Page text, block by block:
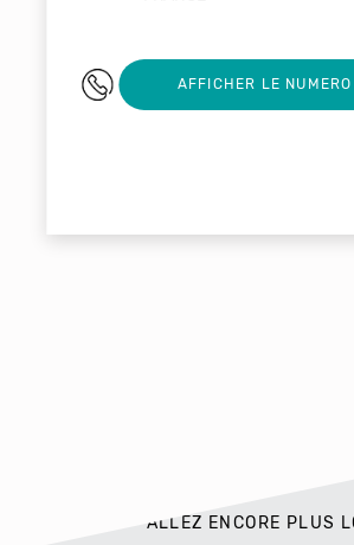
04 76 47 42 80
AFFICHER LE NUMERO
ALLEZ ENCORE PLUS